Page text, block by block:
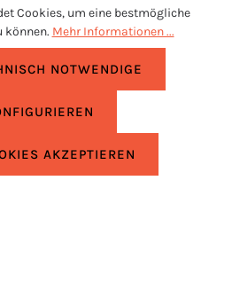
Cookies, um eine bestmögliche
können. Mehr Informationen ...
NOTWENDIGE
AKZEPTIEREN